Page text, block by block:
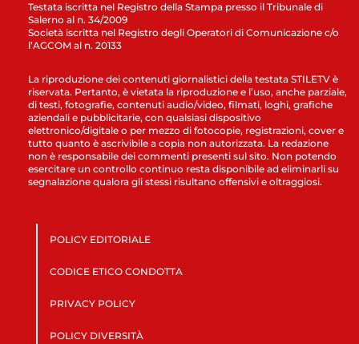
Testata iscritta nel Registro della Stampa presso il Tribunale di
Salerno al n. 34/2009
Società iscritta nel Registro degli Operatori di Comunicazione c/o
l’AGCOM al n. 20133
La riproduzione dei contenuti giornalistici della testata STILETV è
riservata. Pertanto, è vietata la riproduzione e l’uso, anche parziale,
di testi, fotografie, contenuti audio/video, filmati, loghi, grafiche
aziendali e pubblicitarie, con qualsiasi dispositivo
elettronico/digitale o per mezzo di fotocopie, registrazioni, cover e
tutto quanto è ascrivibile a copia non autorizzata. La redazione
non è responsabile dei commenti presenti sul sito. Non potendo
esercitare un controllo continuo resta disponibile ad eliminarli su
segnalazione qualora gli stessi risultano offensivi e oltraggiosi.
POLICY EDITORIALE
CODICE ETICO CONDOTTA
PRIVACY POLICY
POLICY DIVERSITÀ